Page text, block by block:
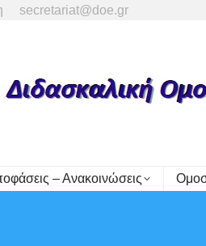
secretariat@doe.gr
– Ανακοινώσεις